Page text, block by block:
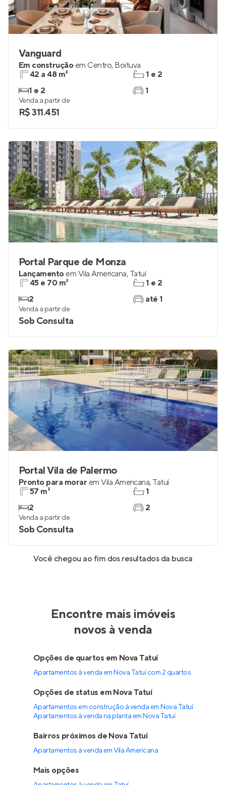
Vanguard
Em construção em Centro, Boituva
42 a 48 m²
1 e 2
1 e 2
1
Venda a partir de
R$ 311.451
Portal Parque de Monza
Lançamento em Vila Americana, Tatuí
45 e 70 m²
2
1 e 2
até 1
Venda a partir de
Sob Consulta
Portal Vila de Palermo
Pronto para morar em Vila Americana, Tatuí
57 m²
2
1
2
Venda a partir de
Sob Consulta
Você chegou ao fim dos resultados da busca
Encontre mais imóveis
novos à venda
Opções de quartos em Nova Tatuí
Apartamentos à venda em Nova Tatuí com 2 quartos
Opções de status em Nova Tatuí
Apartamentos em construção à venda em Nova Tatuí
Apartamentos à venda na planta em Nova Tatuí
Bairros próximos de Nova Tatuí
Apartamentos à venda em Vila Americana
Mais opções